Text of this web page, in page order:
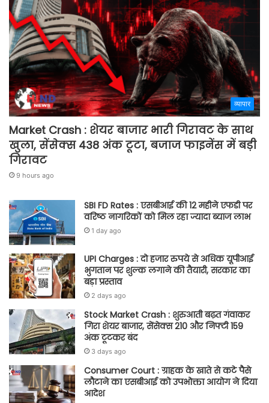
व्यापार
Market Crash : शेयर बाजार भारी गिरावट के साथ
खुला, सेंसेक्स 438 अंक टूटा, बजाज फाइनेंस में बड़ी
गिरावट
9 hours ago
SBI FD Rates : एसबीआई की 12 महीने एफडी पर
वरिष्ठ नागरिकों को मिल रहा ज्यादा ब्याज लाभ
1 day ago
UPI Charges : दो हजार रुपये से अधिक यूपीआई
भुगतान पर शुल्क लगाने की तैयारी, सरकार का
बड़ा प्रस्ताव
2 days ago
Stock Market Crash : शुरुआती बढ़त गंवाकर
गिरा शेयर बाजार, सेंसेक्स 210 और निफ्टी 159
अंक टूटकर बंद
3 days ago
Consumer Court : ग्राहक के खाते से कटे पैसे
लौटाने का एसबीआई को उपभोक्ता आयोग ने दिया
आदेश